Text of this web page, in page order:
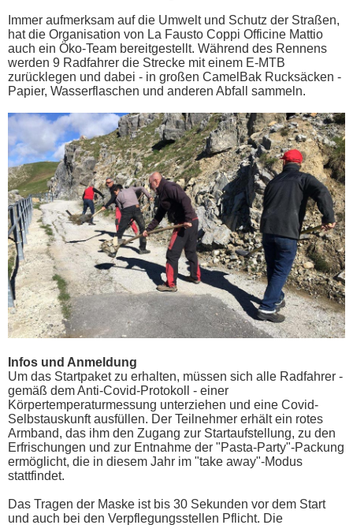
Immer aufmerksam auf die Umwelt und Schutz der Straßen,
hat die Organisation von La Fausto Coppi Officine Mattio
auch ein Öko-Team bereitgestellt. Während des Rennens
werden 9 Radfahrer die Strecke mit einem E-MTB
zurücklegen und dabei - in großen CamelBak Rucksäcken -
Papier, Wasserflaschen und anderen Abfall sammeln.
Infos und Anmeldung
Um das Startpaket zu erhalten, müssen sich alle Radfahrer -
gemäß dem Anti-Covid-Protokoll - einer
Körpertemperaturmessung unterziehen und eine Covid-
Selbstauskunft ausfüllen. Der Teilnehmer erhält ein rotes
Armband, das ihm den Zugang zur Startaufstellung, zu den
Erfrischungen und zur Entnahme der "Pasta-Party"-Packung
ermöglicht, die in diesem Jahr im "take away"-Modus
stattfindet.
Das Tragen der Maske ist bis 30 Sekunden vor dem Start
und auch bei den Verpflegungsstellen Pflicht. Die